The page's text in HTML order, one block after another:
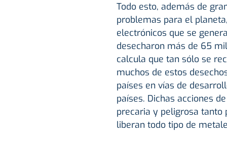
Todo esto, además de
problemas para el
electrónicos que se
desecharon más de 65
calcula que tan sólo se
muchos de estos
países en vías de
países. Dichas acciones
precaria y peligrosa tanto
liberan todo tipo de